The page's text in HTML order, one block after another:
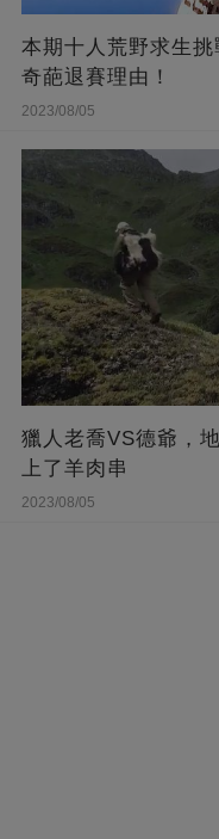
本期十人荒野求生
奇葩退賽理由！
2023/08/05
獵人老喬VS德爺，
上了羊肉串
2023/08/05